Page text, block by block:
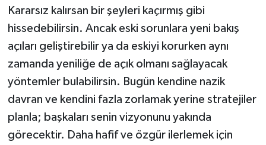
Kararsız kalırsan bir şeyleri kaçırmış gibi
hissedebilirsin. Ancak eski sorunlara yeni bakış
açıları geliştirebilir ya da eskiyi korurken aynı
zamanda yeniliğe de açık olmanı sağlayacak
yöntemler bulabilirsin. Bugün kendine nazik
davran ve kendini fazla zorlamak yerine stratejiler
planla; başkaları senin vizyonunu yakında
görecektir. Daha hafif ve özgür ilerlemek için